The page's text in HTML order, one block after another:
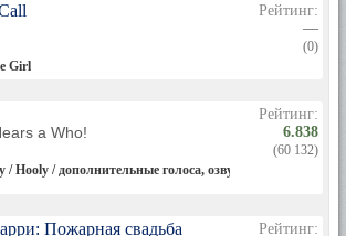
Girl
Рейтинг:
—
(0)
a Who!
/ Hooly / дополнительные голоса, озвучка
Рейтинг:
6.838
(60 132)
Пожарная свадьба
Рейтинг: